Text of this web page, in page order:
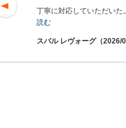
丁寧に対応していただいた
読む
スバル レヴォーグ（2026/